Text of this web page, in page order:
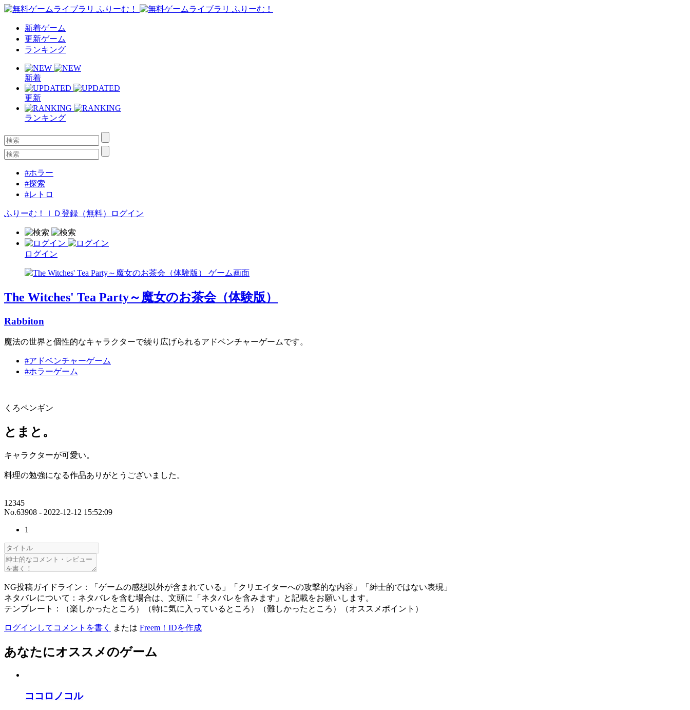
新着ゲーム
更新ゲーム
ランキング
新着
更新
ランキング
#ホラー
#探索
#レトロ
ふりーむ！ＩＤ登録（無料） ログイン
ログイン
The Witches' Tea Party～魔女のお茶会（体験版）
Rabbiton
魔法の世界と個性的なキャラクターで繰り広げられるアドベンチャーゲームです。
#アドベンチャーゲーム
#ホラーゲーム
くろペンギン
とまと。
キャラクターが可愛い。
料理の勉強になる作品ありがとうございました。
12345
No.63908 - 2022-12-12 15:52:09
1
NG投稿ガイドライン：「ゲームの感想以外が含まれている」「クリエイターへの攻撃的な内容」「紳士的ではない表現」
ネタバレについて：ネタバレを含む場合は、文頭に「ネタバレを含みます」と記載をお願いします。
テンプレート：（楽しかったところ）（特に気に入っているところ）（難しかったところ）（オススメポイント）
ログインしてコメントを書く または Freem！IDを作成
あなたにオススメのゲーム
ココロノコル